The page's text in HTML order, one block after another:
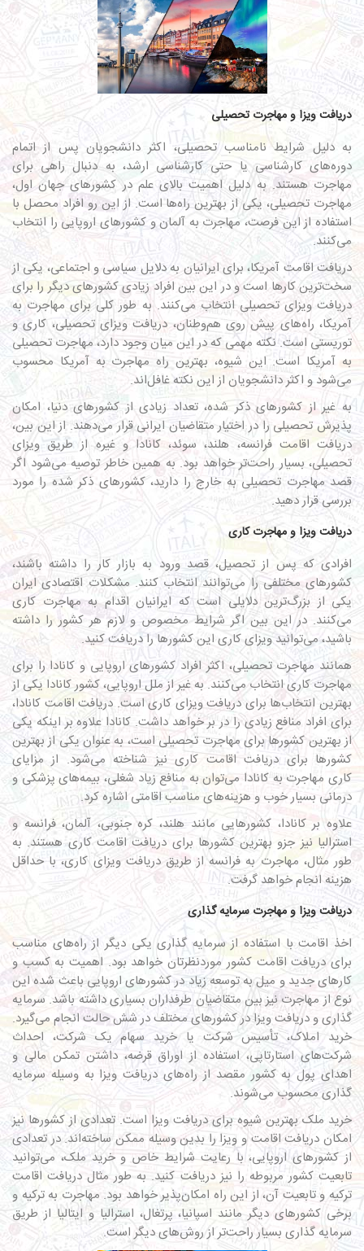
دریافت ویزا و مهاجرت تحصیلی
به دلیل شرایط نامناسب تحصیلی، اکثر دانشجویان پس از اتمام
دوره‌های کارشناسی یا حتی کارشناسی ارشد، به دنبال راهی برای
مهاجرت هستند. به دلیل اهمیت بالای علم در کشورهای جهان اول،
مهاجرت تحصیلی، یکی از بهترین راه‌ها است. از این رو افراد محصل با
استفاده از این فرصت،مهاجرت به آلمانو کشورهای اروپایی را انتخاب
می‌کنند.
دریافت اقامت آمریکا، برای ایرانیان به دلایل سیاسی و اجتماعی، یکی از
سخت‌ترین کارها است و در این بین افراد زیادی کشورهای دیگر را برای
دریافت ویزای تحصیلی انتخاب می‌کنند. به طور کلی برای مهاجرت به
آمریکا، راه‌های پیش روی هم‌وطنان، دریافت ویزای تحصیلی، کاری و
توریستی است. نکته مهمی که در این میان وجود دارد، مهاجرت تحصیلی
به آمریکا است. این شیوه، بهترین راه مهاجرت به آمریکا محسوب
می‌شود و اکثر دانشجویان از این نکته غافل‌اند.
به غیر از کشورهای ذکر شده، تعداد زیادی از کشورهای دنیا، امکان
پذیرش تحصیلی را در اختیار متقاضیان ایرانی قرار می‌دهند. از این بین،
دریافت اقامت فرانسه، هلند، سوئد، کانادا و غیره از طریق ویزای
تحصیلی، بسیار راحت‌تر خواهد بود. به همین خاطر توصیه می‌شود اگر
قصد مهاجرت تحصیلی به خارج را دارید، کشورهای ذکر شده را مورد
بررسی قرار دهید.
دریافت ویزا و مهاجرت کاری
افرادی که پس از تحصیل، قصد ورود به بازار کار را داشته باشند،
کشورهای مختلفی را می‌توانند انتخاب کنند. مشکلات اقتصادی ایران
یکی از بزرگ‌ترین دلایلی است که ایرانیان اقدام به مهاجرت کاری
می‌کنند. در این بین اگر شرایط مخصوص و لازم هر کشور را داشته
باشید، می‌توانید ویزای کاری این کشورها را دریافت کنید.
همانند مهاجرت تحصیلی، اکثر افراد کشورهای اروپایی و کانادا را برای
مهاجرت کاری انتخاب می‌کنند. به غیر از ملل اروپایی، کشور کانادا یکی از
بهترین انتخاب‌ها برای دریافت ویزای کاری است. دریافت اقامت کانادا،
برای افراد منافع زیادی را در بر خواهد داشت. کانادا علاوه بر اینکه یکی
از بهترین کشورها برای مهاجرت تحصیلی است، به عنوان یکی از بهترین
کشورها برای دریافت اقامت کاری نیز شناخته می‌شود. از مزایای
کاری مهاجرت به کانادا می‌توان به منافع زیاد شغلی، بیمه‌های پزشکی و
درمانی بسیار خوب و هزینه‌های مناسب اقامتی اشاره کرد.
علاوه بر کانادا، کشورهایی مانند هلند، کره جنوبی، آلمان، فرانسه و
استرالیا نیز جزو بهترین کشورها برای دریافت اقامت کاری هستند. به
طور مثال، مهاجرت به فرانسه از طریق دریافت ویزای کاری، با حداقل
هزینه انجام خواهد گرفت.
دریافت ویزا و مهاجرت سرمایه گذاری
اخذ اقامت با استفاده از سرمایه گذاری یکی دیگر از راه‌های مناسب
برای دریافت اقامت کشور موردنظرتان خواهد بود. اهمیت به کسب و
کارهای جدید و میل به توسعه زیاد در کشورهای اروپایی باعث شده این
نوع از مهاجرت نیز بین متقاضیان طرفداران بسیاری داشته باشد. سرمایه
گذاری و دریافت ویزا در کشورهای مختلف در شش حالت انجام می‌گیرد.
خرید املاک، تأسیس شرکت یا خرید سهام یک شرکت، احداث
شرکت‌های استارتاپی، استفاده از اوراق قرضه، داشتن تمکن مالی و
اهدای پول به کشور مقصد از راه‌های دریافت ویزا به وسیله سرمایه
گذاری محسوب می‌شوند.
خرید ملک بهترین شیوه برای دریافت ویزا است. تعدادی از کشورها نیز
امکان دریافت اقامت و ویزا را بدین وسیله ممکن ساخته‌اند. در تعدادی
از کشورهای اروپایی، با رعایت شرایط خاص و خرید ملک، می‌توانید
تابعیت کشور مربوطه را نیز دریافت کنید. به طور مثال دریافت اقامت
ترکیه و تابعیت آن، از این راه امکان‌پذیر خواهد بود. مهاجرت به ترکیه و
برخی کشورهای دیگر مانند اسپانیا، پرتغال، استرالیا و ایتالیا از طریق
سرمایه گذاری بسیار راحت‌تر از روش‌های دیگر است.